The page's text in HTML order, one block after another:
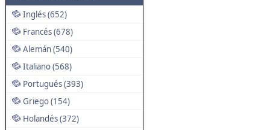
Inglés (652)
Francés (678)
Alemán (540)
Italiano (568)
Portugués (393)
Griego (154)
Holandés (372)